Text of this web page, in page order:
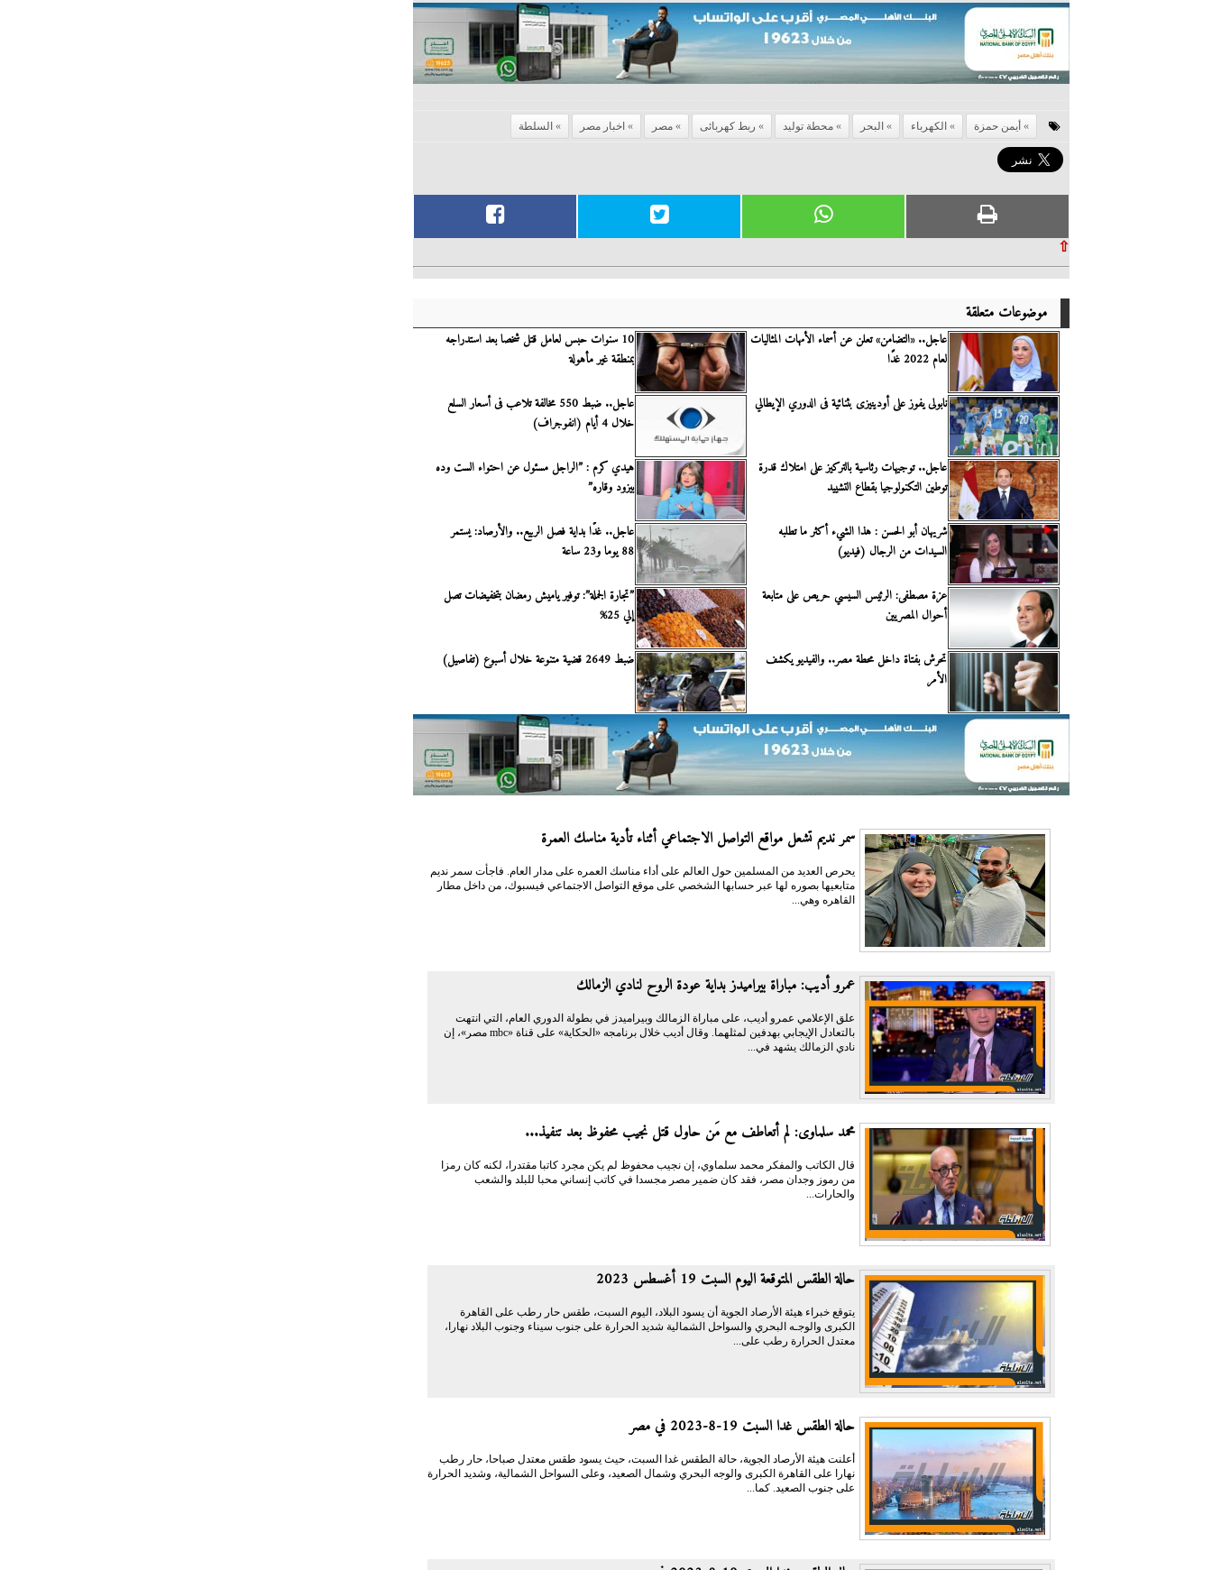
أيمن حمزة الكهرباء البحر محطة توليد ربط كهربائى مصر اخبار مصر السلطة
⇧
موضوعات متعلقة
عاجل.. «التضامن» تعلن عن أسماء الأمهات المثاليات
لعام 2022 غدًا
10 سنوات حبس لعامل قتل شخصا بعد استدراجه
بمنطقة غير مأهولة
نابولى يفوز على أودينيزى بثنائية فى الدوري الإيطالي
عاجل.. ضبط 550 مخالفة تلاعب فى أسعار السلع
خلال 4 أيام (انفوجراف)
عاجل.. توجيهات رئاسية بالتركيز على امتلاك قدرة
توطين التكنولوجيا بقطاع التشييد
هيدي كرم : ”الراجل مسئول عن احتواء الست وده
بيزود وقاره”
شريهان أبو الحسن : هذا الشيء أكثر ما تطلبه
السيدات من الرجال (فيديو)
عاجل.. غدًا بداية فصل الربيع.. والأرصاد: يستمر
88 يوما و23 ساعة
عزة مصطفى: الرئيس السيسي حريص على متابعة
أحوال المصريين
”تجارة الجملة”: توفير ياميش رمضان بتخفيضات تصل
إلي 25%
تحرش بفتاة داخل محطة مصر.. والفيديو يكشف
الأمر
ضبط 2649 قضية متنوعة خلال أسبوع (تفاصيل)
سمر نديم تشعل مواقع التواصل الاجتماعي أثناء تأدية مناسك العمرة
يحرص العديد من المسلمين حول العالم على أداء مناسك العمره على مدار العام. فاجأت سمر نديم
متابعيها بصوره لها عبر حسابها الشخصي على موقع التواصل الاجتماعي فيسبوك، من داخل مطار
القاهره وهي...
عمرو أديب: مباراة بيراميدز بداية عودة الروح لنادي الزمالك
علق الإعلامي عمرو أديب، على مباراة الزمالك وبيراميدز في بطولة الدوري العام، التي انتهت
بالتعادل الإيجابي بهدفين لمثلهما. وقال أديب خلال برنامجه «الحكاية» على قناة «mbc مصر»، إن
نادي الزمالك يشهد في...
محمد سلماوى: لم أتعاطف مع مَن حاول قتل نجيب محفوظ بعد تنفيذ...
قال الكاتب والمفكر محمد سلماوي، إن نجيب محفوظ لم يكن مجرد كاتبا مقتدرا، لكنه كان رمزا
من رموز وجدان مصر، فقد كان ضمير مصر مجسدا في كاتب إنساني محبا للبلد والشعب
والحارات...
حالة الطقس المتوقعة اليوم السبت 19 أغسطس 2023
يتوقع خبراء هيئة الأرصاد الجوية أن يسود البلاد، اليوم السبت، طقس حار رطب على القاهرة
الكبرى والوجـه البحري والسواحل الشمالية شديد الحرارة على جنوب سيناء وجنوب البلاد نهارا،
معتدل الحرارة رطب على...
حالة الطقس غدا السبت 19-8-2023 في مصر
أعلنت هيئة الأرصاد الجوية، حالة الطقس غدا السبت، حيث يسود طقس معتدل صباحا، حار رطب
نهارا على القاهرة الكبرى والوجه البحري وشمال الصعيد، وعلى السواحل الشمالية، وشديد الحرارة
على جنوب الصعيد. كما...